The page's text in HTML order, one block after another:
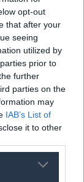
opt-out
that after your
seeing
utilized by
prior to
further
parties on the
may
IAB’s List of
it to other
κερδών στα
εξάμηνο
ώθηση στο GSI